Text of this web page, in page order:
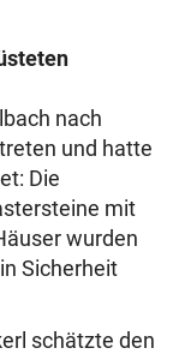
nach
und hatte
Die
mit
wurden
Sicherheit
schätzte den